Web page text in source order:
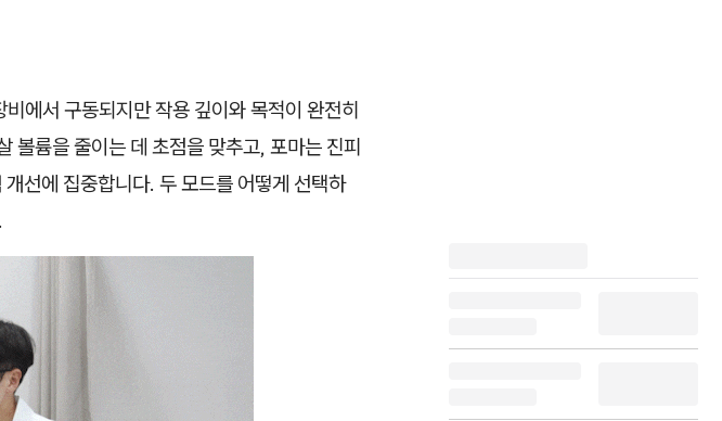
에서 구동되지만 작용 깊이와 목적이 완전히
볼륨을 줄이는 데 초점을 맞추고, 포마는 진피
선에 집중합니다. 두 모드를 어떻게 선택하